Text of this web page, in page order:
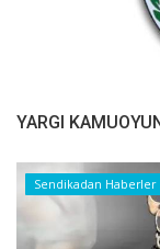
YARGI
Sendikadan Haberler